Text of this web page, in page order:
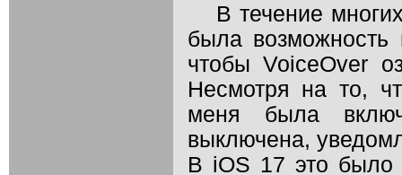
В течение
была возможность
чтобы VoiceOver
Несмотря на то,
меня была
выключена,
В iOS 17 это было